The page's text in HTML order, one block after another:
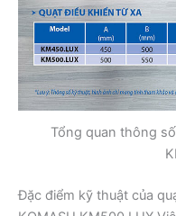
Tổng quan thông
Đặc điểm kỹ thuật của